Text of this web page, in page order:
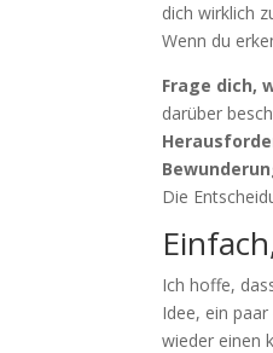
dich wirklich
Wenn du
Frage dich,
darüber
Die
Ich hoffe,
Idee, ein
wieder einen